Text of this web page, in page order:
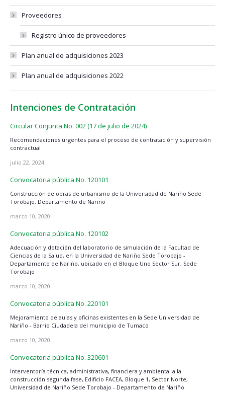
Proveedores
Registro único de proveedores
Plan anual de adquisiciones 2023
Plan anual de adquisiciones 2022
Intenciones de Contratación
Circular Conjunta No. 002 (17 de julio de 2024)
Recomendaciones urgentes para el proceso de contratación y supervisión
contractual
julio 22, 2024
Convocatoria pública No. 120101
Construcción de obras de urbanismo de la Universidad de Nariño Sede
Torobajo, Departamento de Nariño
marzo 10, 2020
Convocatoria pública No. 120102
Adecuación y dotación del laboratorio de simulación de la Facultad de
Ciencias de la Salud, en la Universidad de Nariño Sede Torobajo -
Departamento de Nariño, ubicado en el Bloque Uno Sector Sur, Sede
Torobajo
marzo 10, 2020
Convocatoria pública No. 220101
Mejoramiento de aulas y oficinas existentes en la Sede Universidad de
Nariño - Barrio Ciudadela del municipio de Tumaco
marzo 10, 2020
Convocatoria pública No. 320601
Interventoría técnica, administrativa, financiera y ambiental a la
construcción segunda fase, Edificio FACEA, Bloque 1, Sector Norte,
Universidad de Nariño Sede Torobajo - Departamento de Nariño